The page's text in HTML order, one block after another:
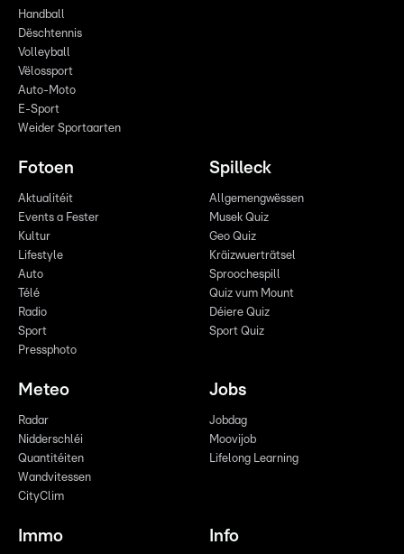
Handball
Dëschtennis
Volleyball
Vëlossport
Auto-Moto
E-Sport
Weider Sportaarten
Fotoen
Aktualitéit
Events a Fester
Kultur
Lifestyle
Auto
Télé
Radio
Sport
Pressphoto
Spilleck
Allgemengwëssen
Musek Quiz
Geo Quiz
Kräizwuerträtsel
Sproochespill
Quiz vum Mount
Déiere Quiz
Sport Quiz
Meteo
Radar
Nidderschléi
Quantitéiten
Wandvitessen
CityClim
Jobs
Jobdag
Moovijob
Lifelong Learning
Immo Info